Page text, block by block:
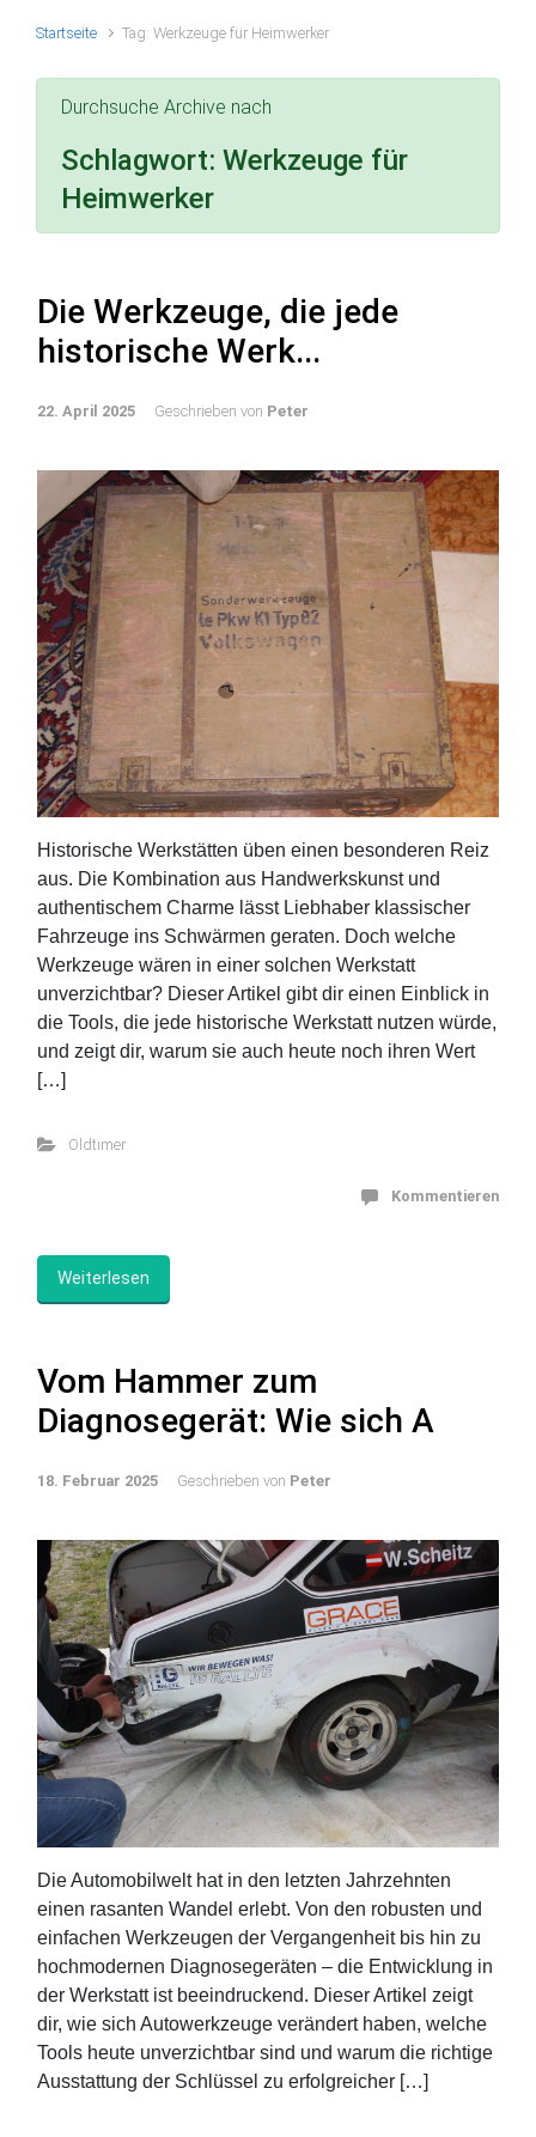
Startseite Tag: Werkzeuge für Heimwerker
Durchsuche Archive nach
Schlagwort: Werkzeuge für
Heimwerker
Die Werkzeuge, die jede
historische Werk...
22. April 2025 Geschrieben von Peter
Historische Werkstätten üben einen besonderen Reiz
aus. Die Kombination aus Handwerkskunst und
authentischem Charme lässt Liebhaber klassischer
Fahrzeuge ins Schwärmen geraten. Doch welche
Werkzeuge wären in einer solchen Werkstatt
unverzichtbar? Dieser Artikel gibt dir einen Einblick in
die Tools, die jede historische Werkstatt nutzen würde,
und zeigt dir, warum sie auch heute noch ihren Wert
[…]
Oldtimer
Kommentieren
Weiterlesen
Vom Hammer zum
Diagnosegerät: Wie sich A
18. Februar 2025 Geschrieben von Peter
Die Automobilwelt hat in den letzten Jahrzehnten
einen rasanten Wandel erlebt. Von den robusten und
einfachen Werkzeugen der Vergangenheit bis hin zu
hochmodernen Diagnosegeräten – die Entwicklung in
der Werkstatt ist beeindruckend. Dieser Artikel zeigt
dir, wie sich Autowerkzeuge verändert haben, welche
Tools heute unverzichtbar sind und warum die richtige
Ausstattung der Schlüssel zu erfolgreicher […]